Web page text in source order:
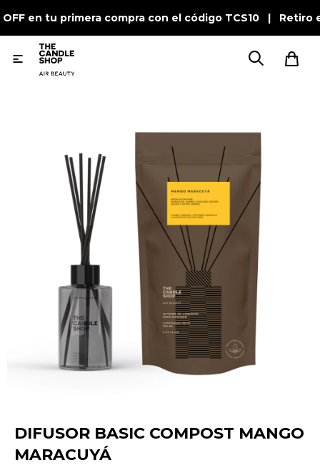
en tu primera compra con el código TCS10 |

DIFUSOR BASIC COMPOST MANGO
MARACUYÁ